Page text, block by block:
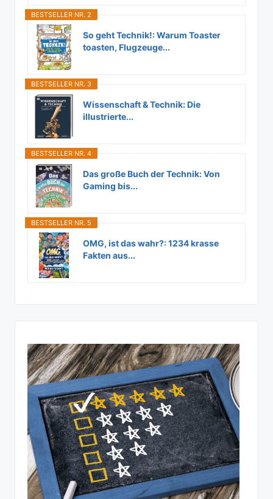
BESTSELLER NR. 2
So geht Technik!: Warum Toaster
toasten, Flugzeuge...
BESTSELLER NR. 3
Wissenschaft & Technik: Die
illustrierte...
BESTSELLER NR. 4
Das große Buch der Technik: Von
Gaming bis...
BESTSELLER NR. 5
OMG, ist das wahr?: 1234 krasse
Fakten aus...